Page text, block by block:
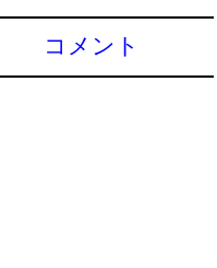
コメント